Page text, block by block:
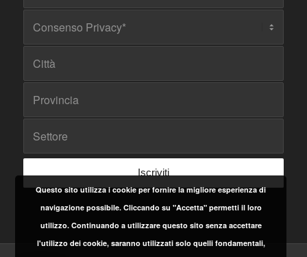
Questo sito utilizza i cookie per fornire la migliore esperienza di
navigazione possibile. Cliccando su "Accetta" permetti il loro
utilizzo. Continuando a utilizzare questo sito senza accettare
l'utilizzo dei cookie, saranno utilizzati solo quelli fondamentali,